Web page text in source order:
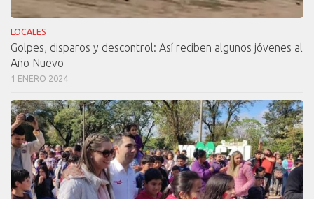
LOCALES
Golpes, disparos y descontrol: Así reciben algunos jóvenes al
Año Nuevo
1 ENERO 2024